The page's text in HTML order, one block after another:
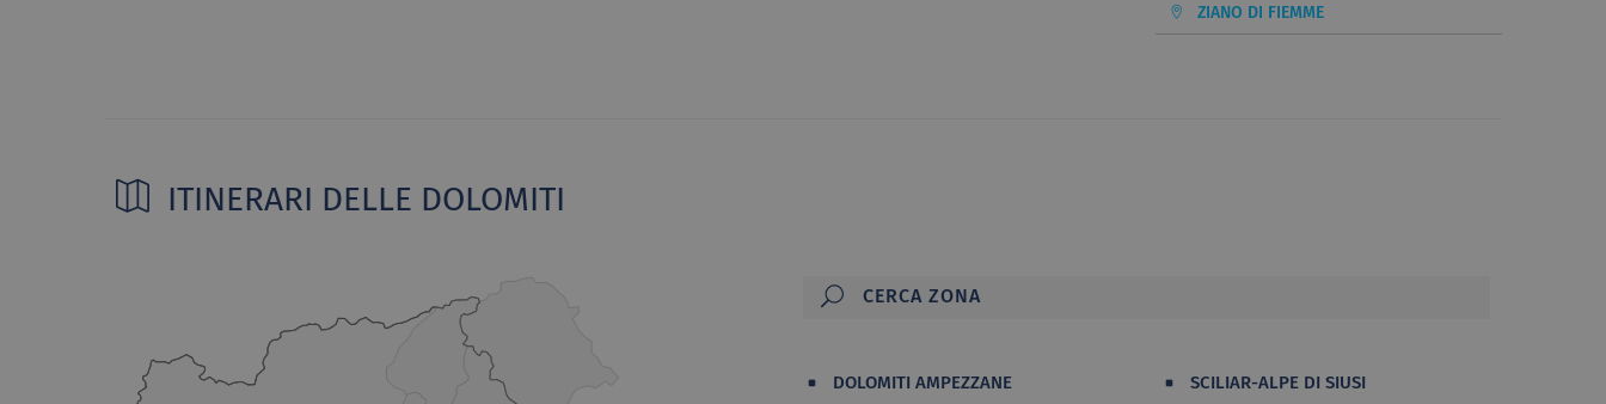
ZIANO DI FIEMME
ITINERARI DELLE DOLOMITI
DOLOMITI AMPEZZANE
SCILIAR-ALPE DI SIUSI